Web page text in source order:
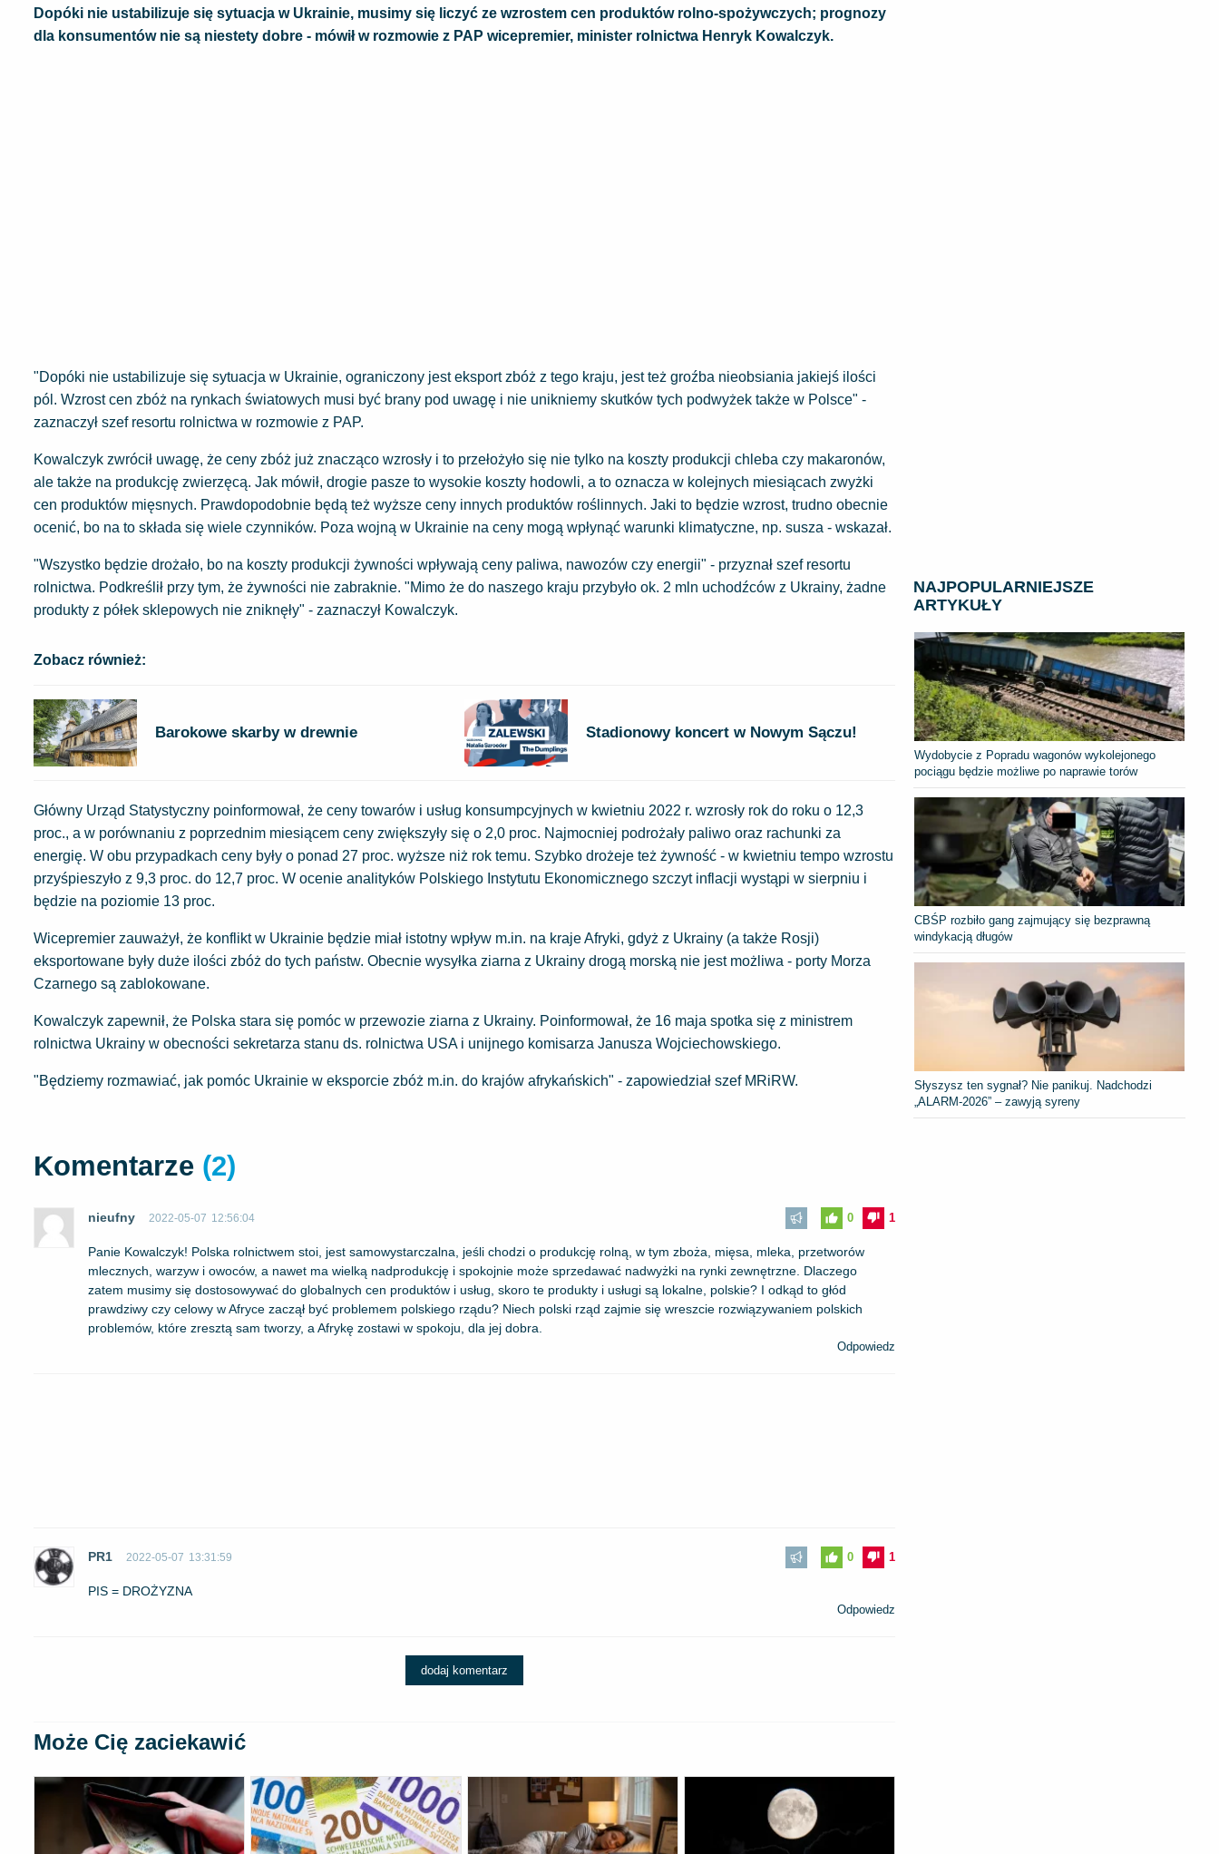
Dopóki nie ustabilizuje się sytuacja w Ukrainie, musimy się liczyć ze wzrostem cen produktów rolno-spożywczych; prognozy
dla konsumentów nie są niestety dobre - mówił w rozmowie z PAP wicepremier, minister rolnictwa Henryk Kowalczyk.
"Dopóki nie ustabilizuje się sytuacja w Ukrainie, ograniczony jest eksport zbóż z tego kraju, jest też groźba nieobsiania jakiejś ilości
pól. Wzrost cen zbóż na rynkach światowych musi być brany pod uwagę i nie unikniemy skutków tych podwyżek także w Polsce" -
zaznaczył szef resortu rolnictwa w rozmowie z PAP.
Kowalczyk zwrócił uwagę, że ceny zbóż już znacząco wzrosły i to przełożyło się nie tylko na koszty produkcji chleba czy makaronów,
ale także na produkcję zwierzęcą. Jak mówił, drogie pasze to wysokie koszty hodowli, a to oznacza w kolejnych miesiącach zwyżki
cen produktów mięsnych. Prawdopodobnie będą też wyższe ceny innych produktów roślinnych. Jaki to będzie wzrost, trudno obecnie
ocenić, bo na to składa się wiele czynników. Poza wojną w Ukrainie na ceny mogą wpłynąć warunki klimatyczne, np. susza - wskazał.
"Wszystko będzie drożało, bo na koszty produkcji żywności wpływają ceny paliwa, nawozów czy energii" - przyznał szef resortu
rolnictwa. Podkreślił przy tym, że żywności nie zabraknie. "Mimo że do naszego kraju przybyło ok. 2 mln uchodźców z Ukrainy, żadne
produkty z półek sklepowych nie zniknęły" - zaznaczył Kowalczyk.
Zobacz również:
Barokowe skarby w drewnie Stadionowy koncert w Nowym Sączu!
Główny Urząd Statystyczny poinformował, że ceny towarów i usług konsumpcyjnych w kwietniu 2022 r. wzrosły rok do roku o 12,3
proc., a w porównaniu z poprzednim miesiącem ceny zwiększyły się o 2,0 proc. Najmocniej podrożały paliwo oraz rachunki za
energię. W obu przypadkach ceny były o ponad 27 proc. wyższe niż rok temu. Szybko drożeje też żywność - w kwietniu tempo wzrostu
przyśpieszyło z 9,3 proc. do 12,7 proc. W ocenie analityków Polskiego Instytutu Ekonomicznego szczyt inflacji wystąpi w sierpniu i
będzie na poziomie 13 proc.
Wicepremier zauważył, że konflikt w Ukrainie będzie miał istotny wpływ m.in. na kraje Afryki, gdyż z Ukrainy (a także Rosji)
eksportowane były duże ilości zbóż do tych państw. Obecnie wysyłka ziarna z Ukrainy drogą morską nie jest możliwa - porty Morza
Czarnego są zablokowane.
Kowalczyk zapewnił, że Polska stara się pomóc w przewozie ziarna z Ukrainy. Poinformował, że 16 maja spotka się z ministrem
rolnictwa Ukrainy w obecności sekretarza stanu ds. rolnictwa USA i unijnego komisarza Janusza Wojciechowskiego.
"Będziemy rozmawiać, jak pomóc Ukrainie w eksporcie zbóż m.in. do krajów afrykańskich" - zapowiedział szef MRiRW.
Komentarze (2)
nieufny 2022-05-07 12:56:04 1
0
Panie Kowalczyk! Polska rolnictwem stoi, jest samowystarczalna, jeśli chodzi o produkcję rolną, w tym zboża, mięsa, mleka, przetworów
mlecznych, warzyw i owoców, a nawet ma wielką nadprodukcję i spokojnie może sprzedawać nadwyżki na rynki zewnętrzne. Dlaczego
zatem musimy się dostosowywać do globalnych cen produktów i usług, skoro te produkty i usługi są lokalne, polskie? I odkąd to głód
prawdziwy czy celowy w Afryce zaczął być problemem polskiego rządu? Niech polski rząd zajmie się wreszcie rozwiązywaniem polskich
problemów, które zresztą sam tworzy, a Afrykę zostawi w spokoju, dla jej dobra.
Odpowiedz
PR1 2022-05-07 13:31:59 1
0
PIS = DROŻYZNA
Odpowiedz
dodaj komentarz
Może Cię zaciekawić
NAJPOPULARNIEJSZE
ARTYKUŁY
Wydobycie z Popradu wagonów wykolejonego
pociągu będzie możliwe po naprawie torów
CBŚP rozbiło gang zajmujący się bezprawną
windykacją długów
Słyszysz ten sygnał? Nie panikuj. Nadchodzi
„ALARM-2026” – zawyją syreny